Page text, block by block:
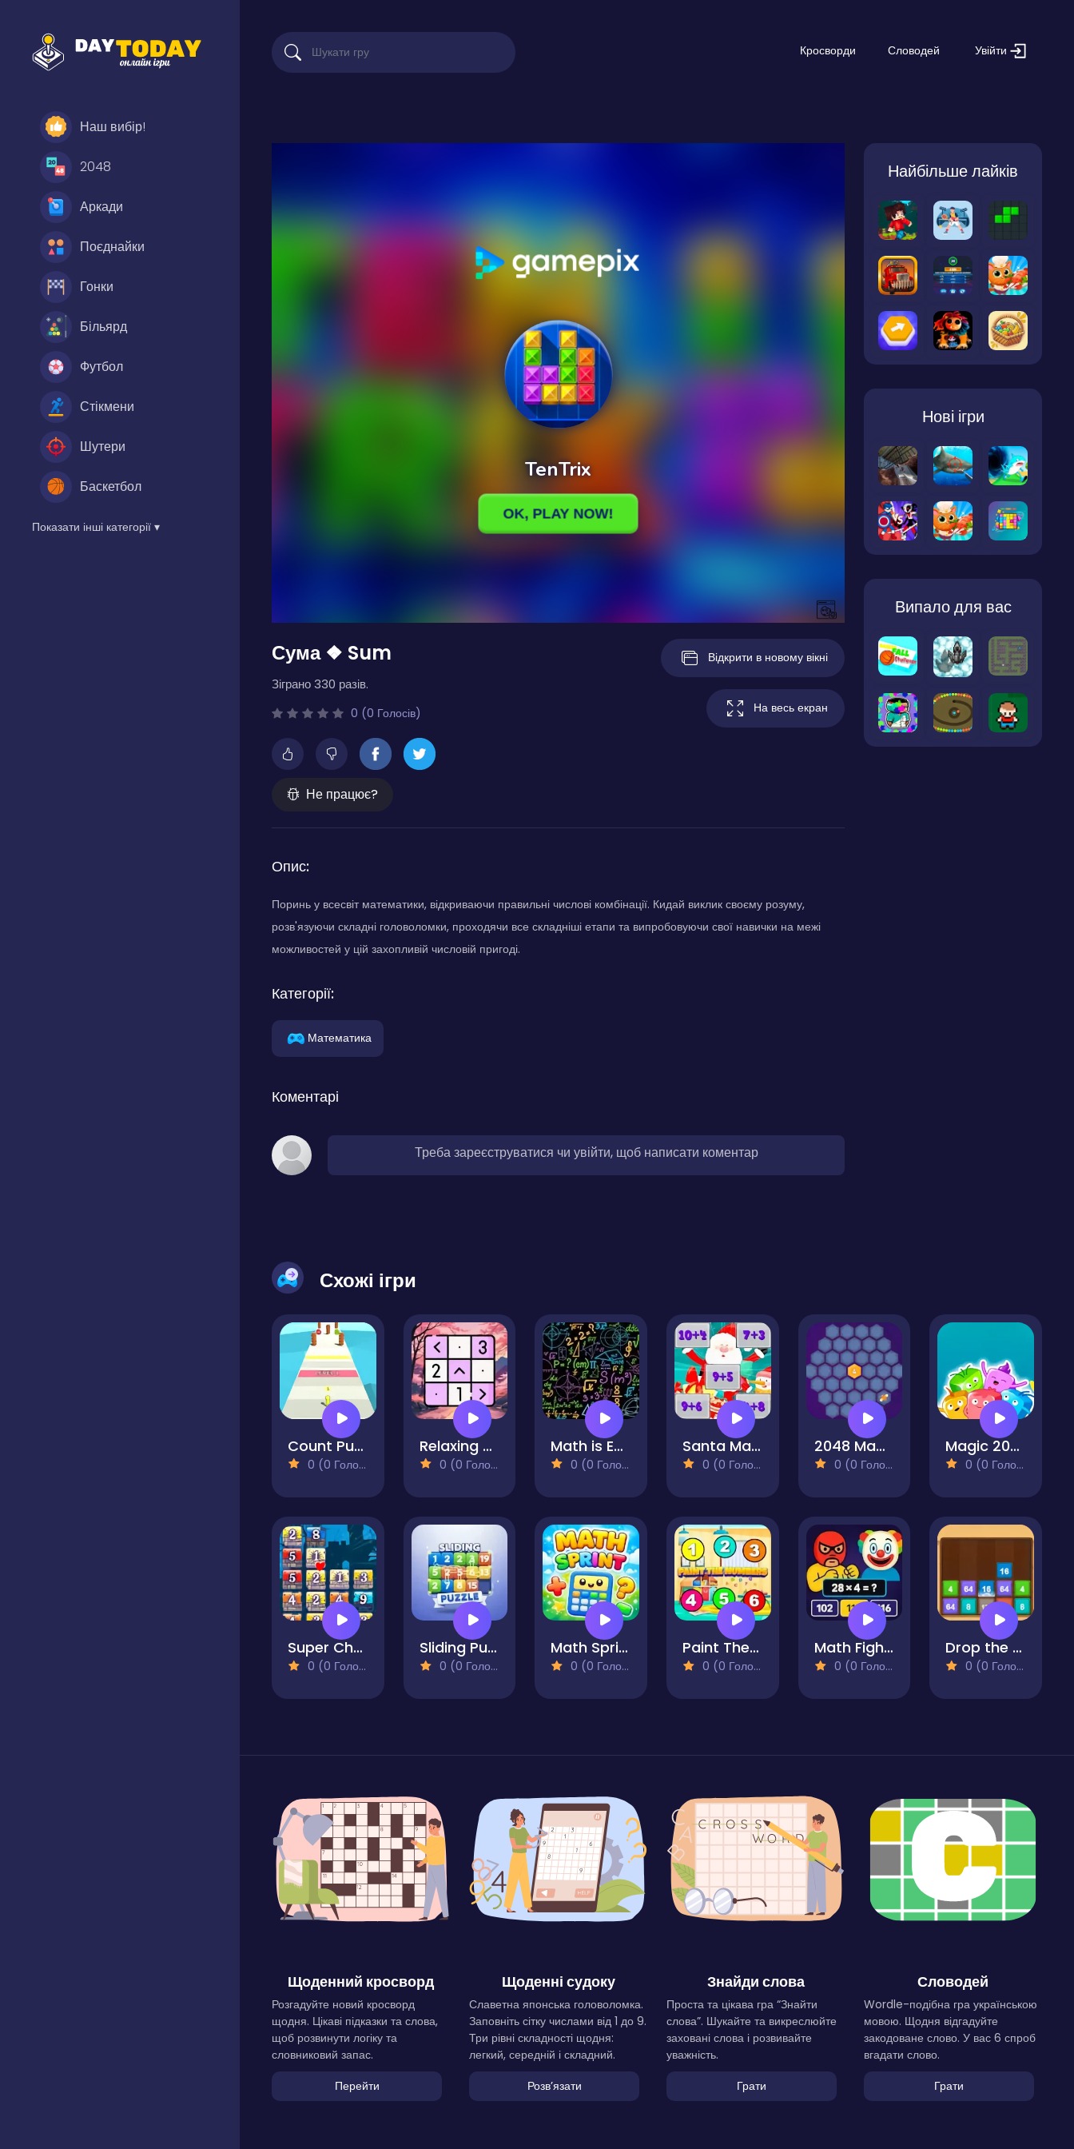
Наш вибір!
2048
Аркади
Поєднайки
Гонки
Більярд
Футбол
Стікмени
Шутери
Баскетбол
Показати інші категорії ▾
Кросворди Словодей Увійти
Сума ❖ Sum
Зіграно 330 разів.
0 (0 Голосів)
Не працює?
Відкрити в новому вікні
На весь екран
Опис:
Поринь у всесвіт математики, відкриваючи правильні числові комбінації. Кидай виклик своєму розуму,
розв'язуючи складні головоломки, проходячи все складніші етапи та випробовуючи свої навички на межі
можливостей у цій захопливій числовій пригоді.
Категорії:
Математика
Коментарі
Треба зареєструватися чи увійти, щоб написати коментар
Найбільше лайків
Нові ігри
Випало для вас
Схожі ігри
Count Pusher
0 (0 Голосів)
Relaxing Sudoku and Futoshiki
0 (0 Голосів)
Math is Easy!
0 (0 Голосів)
Santa Math Game
0 (0 Голосів)
2048 Magic Hex
0 (0 Голосів)
Magic 2048
0 (0 Голосів)
Super Chains
0 (0 Голосів)
Sliding Puzzle
0 (0 Голосів)
Math Sprint
0 (0 Голосів)
Paint The Numbers
0 (0 Голосів)
Math Fight Club
0 (0 Голосів)
Drop the Number - Merge Game
0 (0 Голосів)
Щоденний кросворд
Розгадуйте новий кросворд
щодня. Цікаві підказки та слова,
щоб розвинути логіку та
словниковий запас.
Перейти
Щоденні судоку
Славетна японська головоломка.
Заповніть сітку числами від 1 до 9.
Три рівні складності щодня:
легкий, середній і складний.
Розвʼязати
Знайди слова
Проста та цікава гра “Знайти
слова”. Шукайте та викреслюйте
заховані слова і розвивайте
уважність.
Грати
Словодей
Wordle-подібна гра українською
мовою. Щодня відгадуйте
закодоване слово. У вас 6 спроб
вгадати слово.
Грати